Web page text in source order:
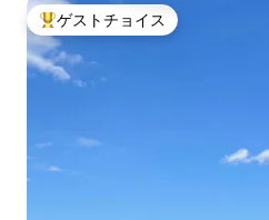
大好評のゲストチョイスです。
ゲストチョイス